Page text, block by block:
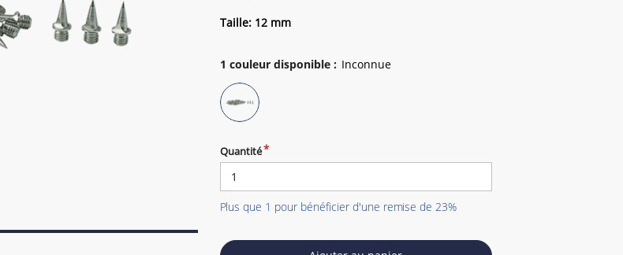
Taille: 12 mm
1 couleur disponible:
Quantité
Plus que 1 pour bénéficier d'une remise de 23%